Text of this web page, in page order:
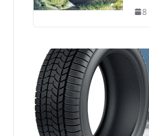
8